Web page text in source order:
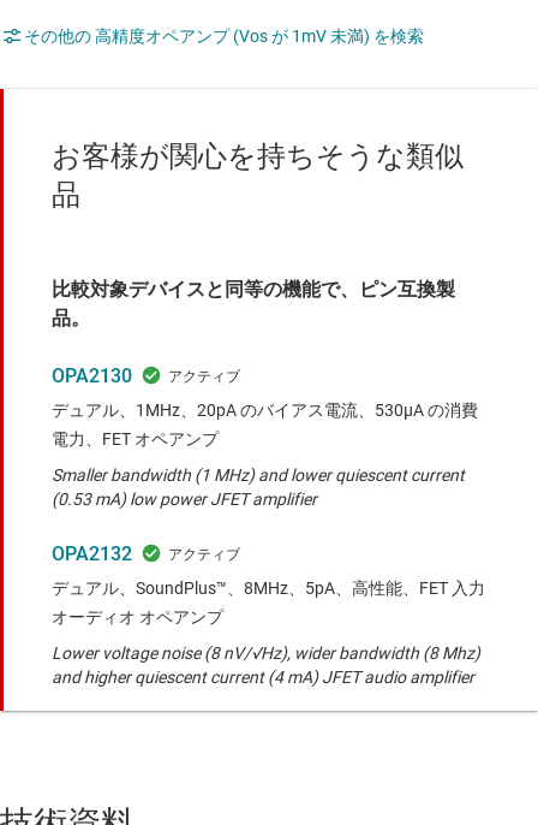
その他の 高精度オペアンプ (Vos が 1mV 未満) を検索
お客様が関心を持ちそうな類似
品
比較対象デバイスと同等の機能で、ピン互換製
品。
OPA2130
デュアル、1MHz、20pA のバイアス電流、530μA の消費
電力、FET オペアンプ
Smaller bandwidth (1 MHz) and lower quiescent current
(0.53 mA) low power JFET amplifier
OPA2132
デュアル、SoundPlus™、8MHz、5pA、高性能、FET 入力
オーディオ オペアンプ
Lower voltage noise (8 nV/√Hz), wider bandwidth (8 Mhz)
and higher quiescent current (4 mA) JFET audio amplifier